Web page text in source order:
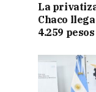
La
Chaco
4.259 pesos